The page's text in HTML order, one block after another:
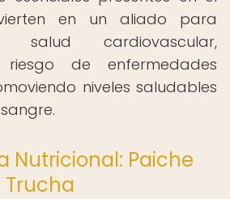
en un aliado para
cardiovascular,
de enfermedades
niveles saludables
Nutricional: Paiche
Trucha